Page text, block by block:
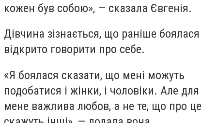
кожен був собою», — сказала Євгенія.
Дівчина зізнається, що раніше боялася
відкрито говорити про себе.
«Я боялася сказати, що мені можуть
подобатися і жінки, і чоловіки. Але для
мене важлива любов, а не те, що про це